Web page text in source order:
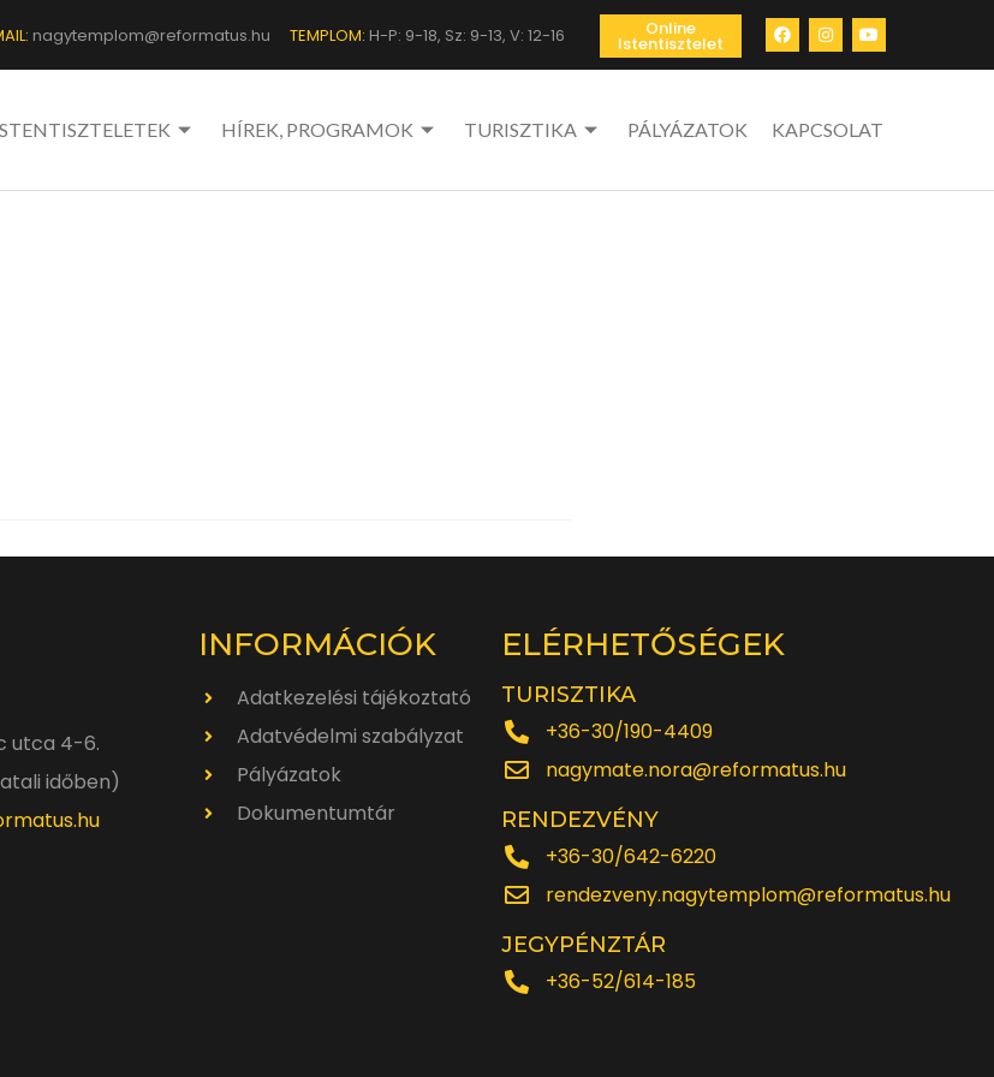
nagytemplom@reformatus.hu TEMPLOM: H-P: 9-18, Sz: 9-13, V: 12-16 Online
Istentisztelet
HÍREK, PROGRAMOK TURISZTIKA PÁLYÁZATOK KAPCSOLAT
utca 4-6.
időben)
INFORMÁCIÓK
Adatkezelési tájékoztató
Adatvédelmi szabályzat
Pályázatok
Dokumentumtár
ELÉRHETŐSÉGEK
TURISZTIKA
+36-30/190-4409
nagymate.nora@reformatus.hu
RENDEZVÉNY
+36-30/642-6220
rendezveny.nagytemplom@reformatus.hu
JEGYPÉNZTÁR
+36-52/614-185